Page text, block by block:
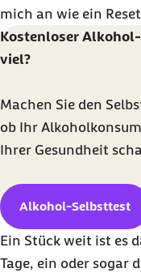
mich an wie ein Reset
Kostenloser
viel?
Machen Sie den
ob Ihr
Ihrer Gesundheit
Alkohol-Selbsttest
Ein Stück weit ist es
Tage, ein oder sogar